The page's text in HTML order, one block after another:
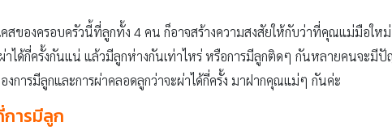
คสของครอบครัวนี้ที่ลูกทั้ง 4 คน ก็อาจสร้างความสงสัยให้กับว่าที่คุณแม่มือใ
าได้กี่ครั้งกันแน่ แล้วมีลูกห่างกันเท่าไหร่ หรือการมีลูกติดๆ กันหลายคนจะมี
งการมีลูกและการผ่าคลอดลูกว่าจะผ่าได้กี่ครั้ง มาฝากคุณแม่ๆ กันค่ะ
การมีลูก